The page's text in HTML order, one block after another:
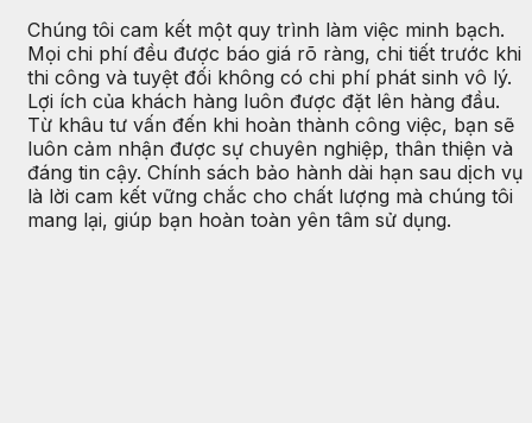
Chúng tôi cam kết một quy trình làm việc minh bạch.
Mọi chi phí đều được báo giá rõ ràng, chi tiết trước khi
thi công và tuyệt đối không có chi phí phát sinh vô lý.
Lợi ích của khách hàng luôn được đặt lên hàng đầu.
Từ khâu tư vấn đến khi hoàn thành công việc, bạn sẽ
luôn cảm nhận được sự chuyên nghiệp, thân thiện và
đáng tin cậy. Chính sách bảo hành dài hạn sau dịch vụ
là lời cam kết vững chắc cho chất lượng mà chúng tôi
mang lại, giúp bạn hoàn toàn yên tâm sử dụng.